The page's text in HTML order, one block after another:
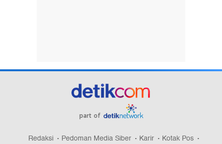
part of
Redaksi Pedoman Media Siber Karir
Kotak Pos